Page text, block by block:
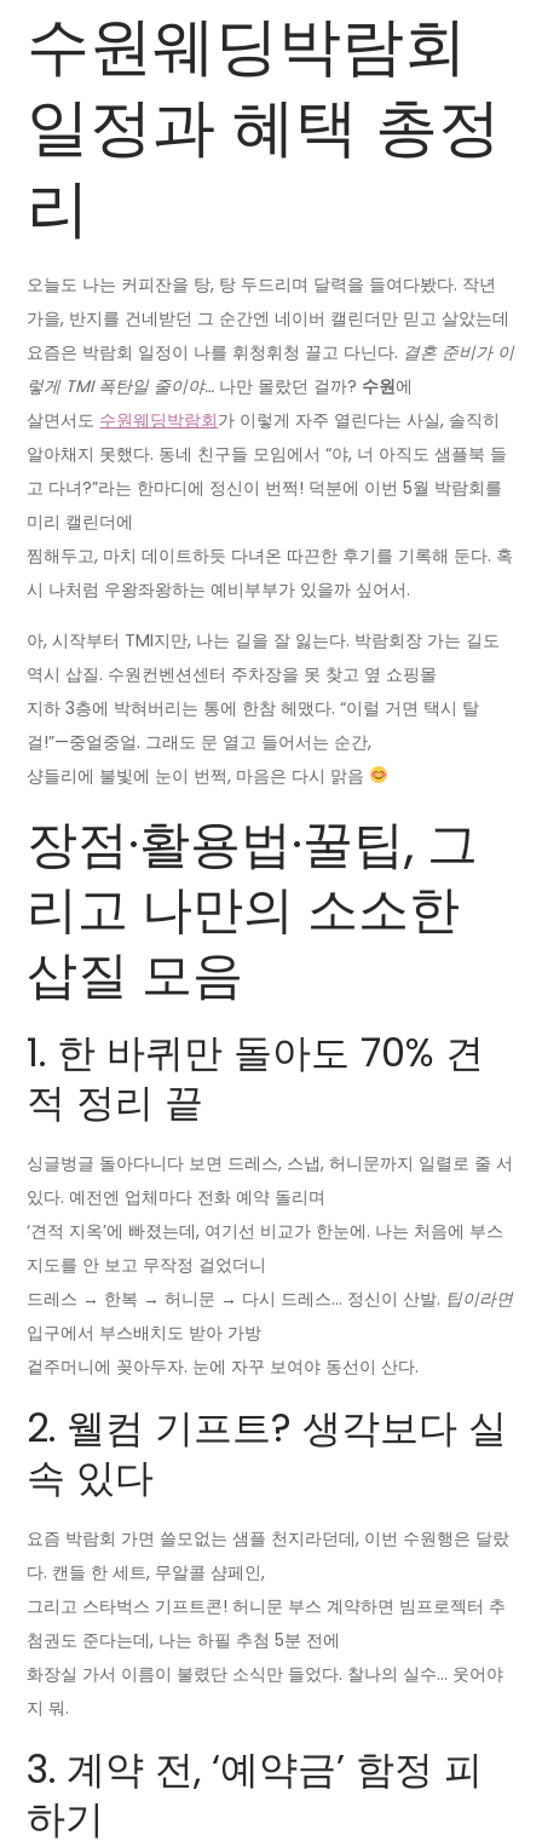
수원웨딩박람회
일정과 혜택 총정
리
오늘도 나는 커피잔을 탕, 탕 두드리며 달력을 들여다봤다. 작년
가을, 반지를 건네받던 그 순간엔 네이버 캘린더만 믿고 살았는데
요즘은 박람회 일정이 나를 휘청휘청 끌고 다닌다. 결혼 준비가 이
렇게 TMI 폭탄일 줄이야… 나만 몰랐던 걸까? 수원에
살면서도 수원웨딩박람회가 이렇게 자주 열린다는 사실, 솔직히
알아채지 못했다. 동네 친구들 모임에서 “야, 너 아직도 샘플북 들
고 다녀?”라는 한마디에 정신이 번쩍! 덕분에 이번 5월 박람회를
미리 캘린더에
찜해두고, 마치 데이트하듯 다녀온 따끈한 후기를 기록해 둔다. 혹
시 나처럼 우왕좌왕하는 예비부부가 있을까 싶어서.
아, 시작부터 TMI지만, 나는 길을 잘 잃는다. 박람회장 가는 길도
역시 삽질. 수원컨벤션센터 주차장을 못 찾고 옆 쇼핑몰
지하 3층에 박혀버리는 통에 한참 헤맸다. “이럴 거면 택시 탈
걸!”—중얼중얼. 그래도 문 열고 들어서는 순간,
샹들리에 불빛에 눈이 번쩍, 마음은 다시 맑음
장점·활용법·꿀팁, 그
리고 나만의 소소한
삽질 모음
1. 한 바퀴만 돌아도 70% 견
적 정리 끝
싱글벙글 돌아다니다 보면 드레스, 스냅, 허니문까지 일렬로 줄 서
있다. 예전엔 업체마다 전화 예약 돌리며
‘견적 지옥’에 빠졌는데, 여기선 비교가 한눈에. 나는 처음에 부스
지도를 안 보고 무작정 걸었더니
드레스 → 한복 → 허니문 → 다시 드레스… 정신이 산발. 팁이라면
입구에서 부스배치도 받아 가방
겉주머니에 꽂아두자. 눈에 자꾸 보여야 동선이 산다.
2. 웰컴 기프트? 생각보다 실
속 있다
요즘 박람회 가면 쓸모없는 샘플 천지라던데, 이번 수원행은 달랐
다. 캔들 한 세트, 무알콜 샴페인,
그리고 스타벅스 기프트콘! 허니문 부스 계약하면 빔프로젝터 추
첨권도 준다는데, 나는 하필 추첨 5분 전에
화장실 가서 이름이 불렸단 소식만 들었다. 찰나의 실수… 웃어야
지 뭐.
3. 계약 전, ‘예약금’ 함정 피
하기